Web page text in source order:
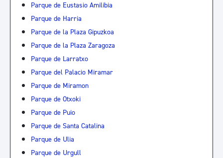
Parque de Eustasio Amilibia
Parque de Harria
Parque de la Plaza Gipuzkoa
Parque de la Plaza Zaragoza
Parque de Larratxo
Parque del Palacio Miramar
Parque de Miramon
Parque de Otxoki
Parque de Puio
Parque de Santa Catalina
Parque de Ulia
Parque de Urgull